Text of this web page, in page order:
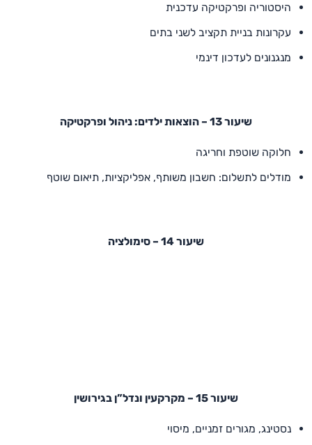
היסטוריה ופרקטיקה עדכנית
עקרונות בניית תקציב לשני בתים
מנגנונים לעדכון דינמי
שיעור 13 – הוצאות ילדים: ניהול ופרקטיקה
חלוקה שוטפת וחריגה
מודלים לתשלום: חשבון משותף, אפליקציות, תיאום שוטף
שיעור 14 – סימולציה
שיעור 15 – מקרקעין ונדל”ן בגירושין
נסטינג, מגורים זמניים, מיסוי